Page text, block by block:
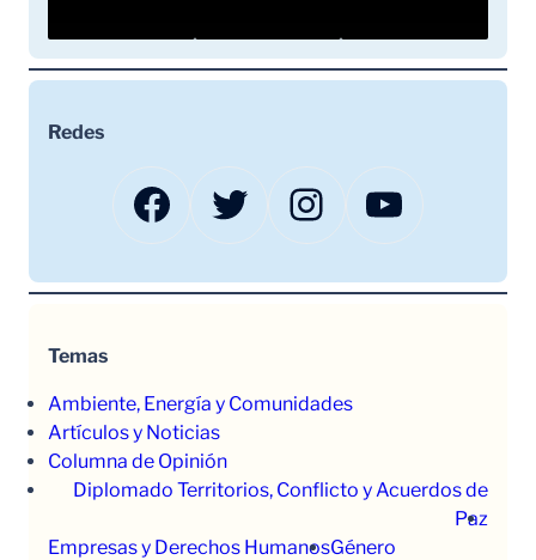
Redes
Facebook Twitter Instagram YouTube
Temas
Ambiente, Energía y Comunidades
Artículos y Noticias
Columna de Opinión
Diplomado Territorios, Conflicto y Acuerdos de
Paz
Empresas y Derechos HumanosGénero